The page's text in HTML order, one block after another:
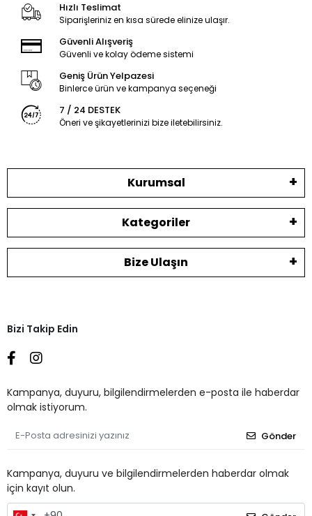
Hızlı Teslimat
Siparişleriniz en kısa sürede elinize ulaşır.
Güvenli Alışveriş
Güvenli ve kolay ödeme sistemi
Geniş Ürün Yelpazesi
Binlerce ürün ve kampanya seçeneği
7 / 24 DESTEK
Öneri ve şikayetlerinizi bize iletebilirsiniz.
Kurumsal
Kategoriler
Bize Ulaşın
Bizi Takip Edin
Kampanya, duyuru, bilgilendirmelerden e-posta ile haberdar
olmak istiyorum.
Gönder
Kampanya, duyuru ve bilgilendirmelerden haberdar olmak
için kayıt olun.